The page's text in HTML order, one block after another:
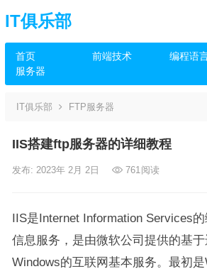
IT俱乐部
首页 前端技术 编程语
服务器
IT俱乐部 FTP服务器
IIS搭建ftp服务器的详细教程
发布: 2023年 2月 2日 761阅读
IIS是Internet Information Services
信息服务，是由微软公司提供的基
Windows的互联网基本服务。最初